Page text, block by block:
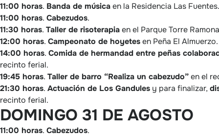
11:00 horas. Banda de músicaen la Residencia Las Fuentes.
11:00 horas. Cabezudos.
11:30 horas. Taller de risoterapiaen el Parque Torre
12:00 horas. Campeonato de hoyetesen Peña El Almuerzo.
14:00 horas. Comida de hermandad entre peñas
recinto ferial.
19:45 horas. Taller de barro “Realiza un cabezudo”en el
21:30 horas. Actuación de Los Gandules y para finalizar,
recinto ferial.
DOMINGO 31 DE AGOSTO
11:00 horas. Cabezudos.